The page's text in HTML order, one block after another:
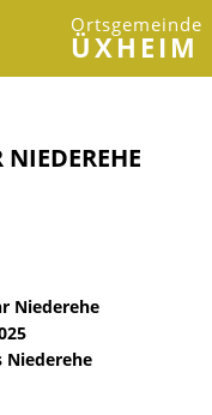
Ortsgemeinde
ÜXHEIM
NIEDEREHE
Niederehe
Niederehe